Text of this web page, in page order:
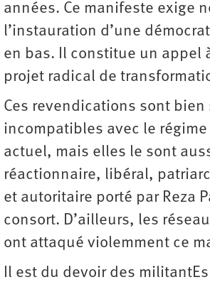
années. Ce manifeste exige
l’instauration d’une
en bas. Il constitue un appel
projet radical de
Ces revendications sont bien
incompatibles avec le
actuel, mais elles le sont
réactionnaire, libéral,
et autoritaire porté par Reza
consort. D’ailleurs, les
ont attaqué violemment ce
Il est du devoir des militantEs